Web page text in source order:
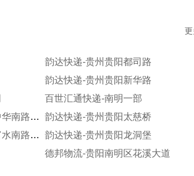
韵达快递-贵州贵阳都司路
韵达快递-贵州贵阳新华路
百世汇通快递-南明一部
韵达快递-贵州贵阳青云路中华南路分部
韵达快递-贵州贵阳太慈桥
韵达快递-贵州贵阳新华路富水南路分部
韵达快递-贵州贵阳龙洞堡
德邦物流-贵阳南明区花溪大道